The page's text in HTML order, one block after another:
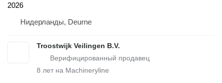
2026
Нидерланды, Deurne
Troostwijk Veilingen B.V.
8 лет на Machineryline